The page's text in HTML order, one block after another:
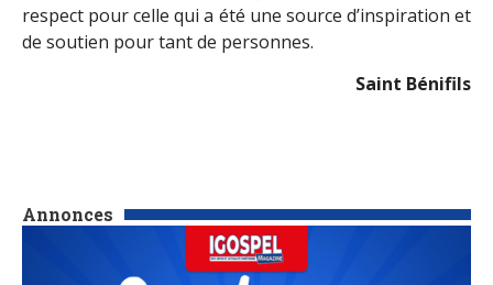
Annonces
respect pour celle qui a été une source d’inspiration et
de soutien pour tant de personnes.
Saint Bénifils